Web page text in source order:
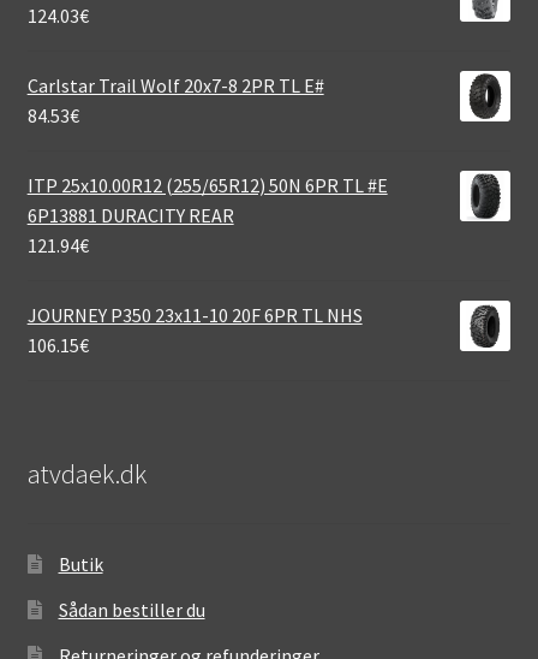
124.03€
Carlstar Trail Wolf 20x7-8 2PR TL E#
84.53€
ITP 25x10.00R12 (255/65R12) 50N 6PR TL #E
6P13881 DURACITY REAR
121.94€
JOURNEY P350 23x11-10 20F 6PR TL NHS
106.15€
atvdaek.dk
Butik
Sådan bestiller du